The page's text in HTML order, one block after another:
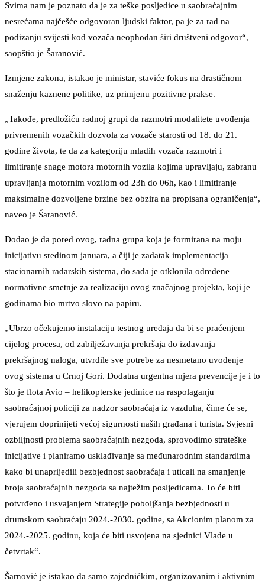
Svima nam je poznato da je za teške posljedice u saobraćajnim
nesrećama najčešće odgovoran ljudski faktor, pa je za rad na
podizanju svijesti kod vozača neophodan širi društveni odgovor“,
saopštio je Šaranović.
Izmjene zakona, istakao je ministar, staviće fokus na drastičnom
snaženju kaznene politike, uz primjenu pozitivne prakse.
„Takođe, predložiću radnoj grupi da razmotri modalitete uvođenja
privremenih vozačkih dozvola za vozače starosti od 18. do 21.
godine života, te da za kategoriju mladih vozača razmotri i
limitiranje snage motora motornih vozila kojima upravljaju, zabranu
upravljanja motornim vozilom od 23h do 06h, kao i limitiranje
maksimalne dozvoljene brzine bez obzira na propisana ograničenja“,
naveo je Šaranović.
Dodao je da pored ovog, radna grupa koja je formirana na moju
inicijativu sredinom januara, a čiji je zadatak implementacija
stacionarnih radarskih sistema, do sada je otklonila određene
normativne smetnje za realizaciju ovog značajnog projekta, koji je
godinama bio mrtvo slovo na papiru.
„Ubrzo očekujemo instalaciju testnog uređaja da bi se praćenjem
cijelog procesa, od zabilježavanja prekršaja do izdavanja
prekršajnog naloga, utvrdile sve potrebe za nesmetano uvođenje
ovog sistema u Crnoj Gori. Dodatna urgentna mjera prevencije je i to
što je flota Avio – helikopterske jedinice na raspolaganju
saobraćajnoj policiji za nadzor saobraćaja iz vazduha, čime će se,
vjerujem doprinijeti većoj sigurnosti naših građana i turista. Svjesni
ozbiljnosti problema saobraćajnih nezgoda, sprovodimo strateške
inicijative i planiramo usklađivanje sa međunarodnim standardima
kako bi unaprijedili bezbjednost saobraćaja i uticali na smanjenje
broja saobraćajnih nezgoda sa najtežim posljedicama. To će biti
potvrđeno i usvajanjem Strategije poboljšanja bezbjednosti u
drumskom saobraćaju 2024.-2030. godine, sa Akcionim planom za
2024.-2025. godinu, koja će biti usvojena na sjednici Vlade u
četvrtak“.
Šarnović je istakao da samo zajedničkim, organizovanim i aktivnim